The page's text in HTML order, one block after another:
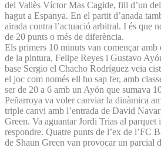
del Vallès Víctor Mas Cagide, fill d’un
hagut a Espanya. En el partit d’anada
airada contra l’actuació arbitral. I és que
de 20 punts o més de diferència.
Els primers 10 minuts van començar
de la pintura, Felipe Reyes i Gustavo
base Sergio el Chacho Rodríguez veia
el joc com només ell ho sap fer, amb
ser de 20 a 6 amb un Ayón que sumava
Peñarroya va voler canviar la dinàmica
triple canvi amb l’entrada de David
Green. Va aguantar Jordi Trias al parquet
respondre. Quatre punts de l’ex de l’FC
de Shaun Green van provocar un parcial